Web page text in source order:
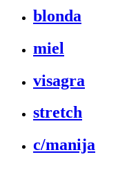
blonda
miel
visagra
stretch
c/manija